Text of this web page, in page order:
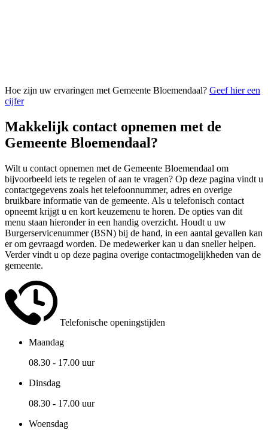
Hoe zijn uw ervaringen met Gemeente Bloemendaal? Geef hier een
cijfer
Makkelijk contact opnemen met de
Gemeente Bloemendaal?
Wilt u contact opnemen met de Gemeente Bloemendaal om
bijvoorbeeld iets te regelen of aan te vragen? Op deze pagina vindt u
contactgegevens zoals het telefoonnummer, adres en overige
bruikbare informatie van de gemeente. Als u telefonisch contact
opneemt krijgt u en kort keuzemenu te horen. De opties van dit
menu staan hieronder in een handig overzicht. Houdt u uw
Burgerservicenummer (BSN) bij de hand, in een aantal gevallen kan
er om gevraagd worden. De medewerker kan u dan sneller helpen.
Verder vindt u op deze pagina overige contactmogelijkheden van de
gemeente.
Telefonische openingstijden
Maandag
08.30 - 17.00 uur
Dinsdag
08.30 - 17.00 uur
Woensdag